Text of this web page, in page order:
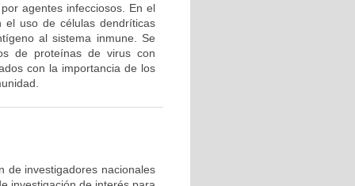
agentes infecciosos. En el
el uso de células dendríticas
al sistema inmune. Se
de proteínas de virus con
con la importancia de los
de investigadores nacionales